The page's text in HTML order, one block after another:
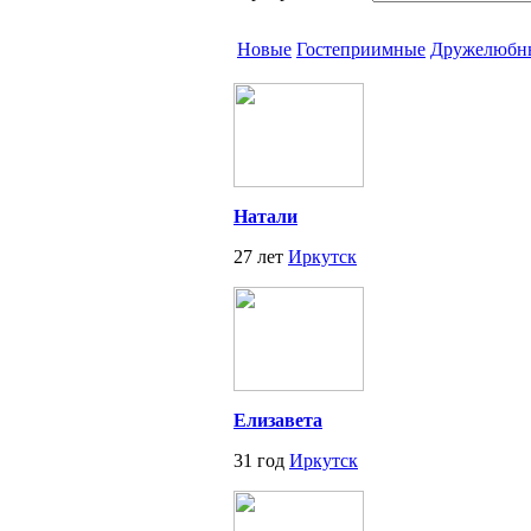
Новые Гостеприимные
Натали
27 лет Иркутск
Елизавета
31 год Иркутск